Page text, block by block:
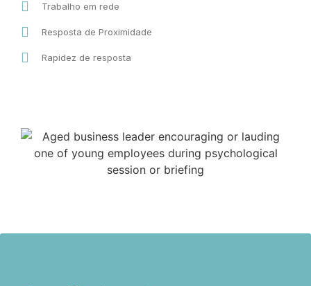
Trabalho em rede
Resposta de Proximidade
Rapidez de resposta